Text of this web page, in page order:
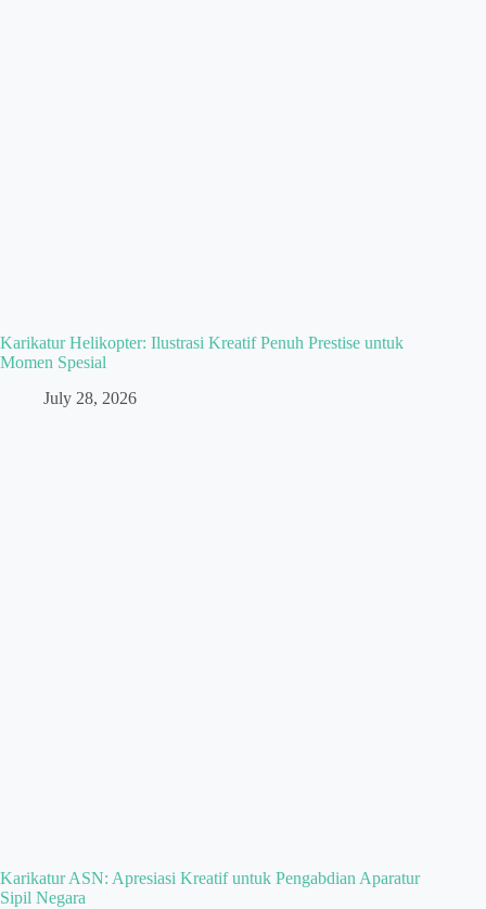
Karikatur Helikopter: Ilustrasi Kreatif Penuh Prestise untuk
Momen Spesial
July 28, 2026
Karikatur ASN: Apresiasi Kreatif untuk Pengabdian Aparatur
Sipil Negara